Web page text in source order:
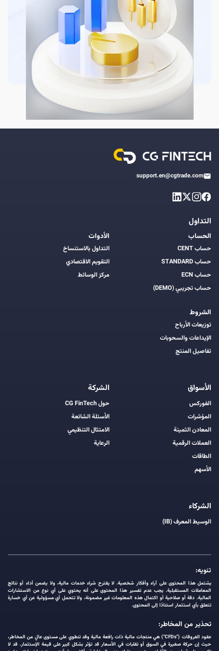
support.en@cgtrade.com
التداول
الحساب
حساب CENT
حساب STANDARD
حساب ECN
حساب تجريبي (DEMO)
الشروط
توزيعات الأرباح
الإيداعات والسحوبات
تفاصيل المنتج
الأدوات
التداول بالاستنساخ
التقويم الاقتصادي
مركز الوسائط
الأسواق
الفوركس
المؤشرات
المعادن الثمينة
العملات الرقمية
الطاقات
الأسهم
الشركة
حول CG FinTech
الأسئلة الشائعة
الامتثال التنظيمي
الرعاية
الشركاء
الوسيط المعرف (IB)
تنويه:
يشتمل هذا المحتوى على آراء وأفكار شخصية. لا يقترح شراء خدمات مالية، ولا يضمن أداء أو نتائج
المعاملات المستقبلية. يجب عدم تفسير هذا المحتوى على أنه يحتوي على أي نوع من الاستشارات
المالية. دقة أو صلاحية أو اكتمال هذه المعلومات غير مضمونة، ولا تتحمل أي مسؤولية عن أي خسارة
تتعلق بأي استثمار استنادًا إلى المحتوى.
تحذير من المخاطر:
عقود الفروقات ("CFDs") هي منتجات مالية ذات رافعة مالية وقد تنطوي على مستوى عالٍ من المخاطر،
حيث إن حركة صغيرة في السوق أو تقلبات في الأسعار قد تؤثر بشكل كبير على قيمة الإستثمار. قد لا